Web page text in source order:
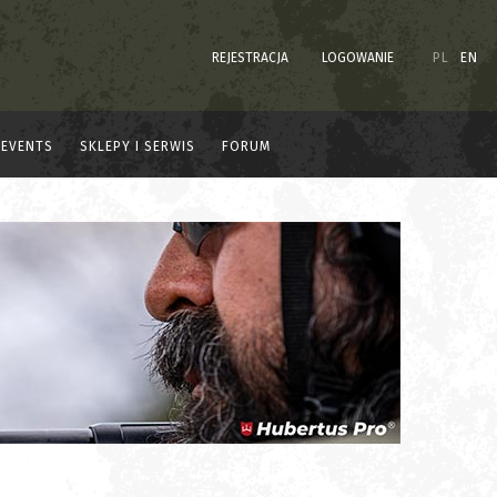
REJESTRACJA LOGOWANIE PL EN
EVENTS SKLEPY I SERWIS FORUM